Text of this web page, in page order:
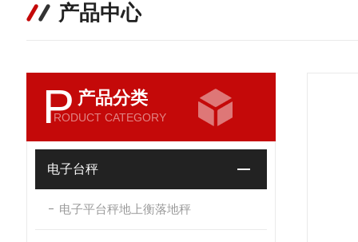
产品中心
P 产品分类
RODUCT CATEGORY
电子台秤
电子平台秤地上衡落地秤